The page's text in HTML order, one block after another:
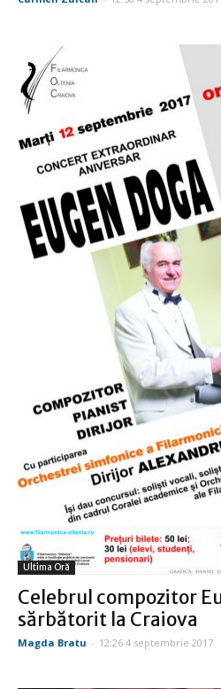
Ultima Oră
Celebrul compozitor
sărbătorit la Craiova
Magda Bratu - 12:26 4 septembrie 2017